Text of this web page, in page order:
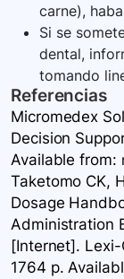
carne),
Si se
dental,
tomando
Referencias
Micromedex
Decision
Available from:
Taketomo CK,
Dosage
Administration
[Internet].
1764 p.